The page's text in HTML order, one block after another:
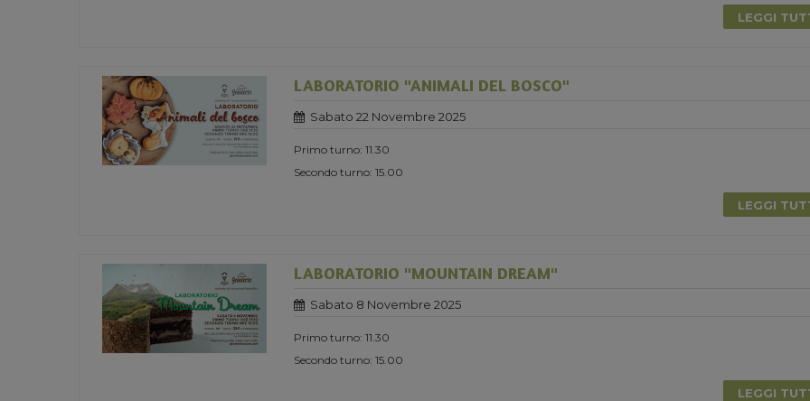
LEGGI
LABORATORIO "ANIMALI DEL BOSCO"
Sabato 22 Novembre 2025
Primo turno: 11.30
Secondo turno: 15.00
LEGGI
LABORATORIO "MOUNTAIN DREAM"
Sabato 8 Novembre 2025
Primo turno: 11.30
Secondo turno: 15.00
LEGGI